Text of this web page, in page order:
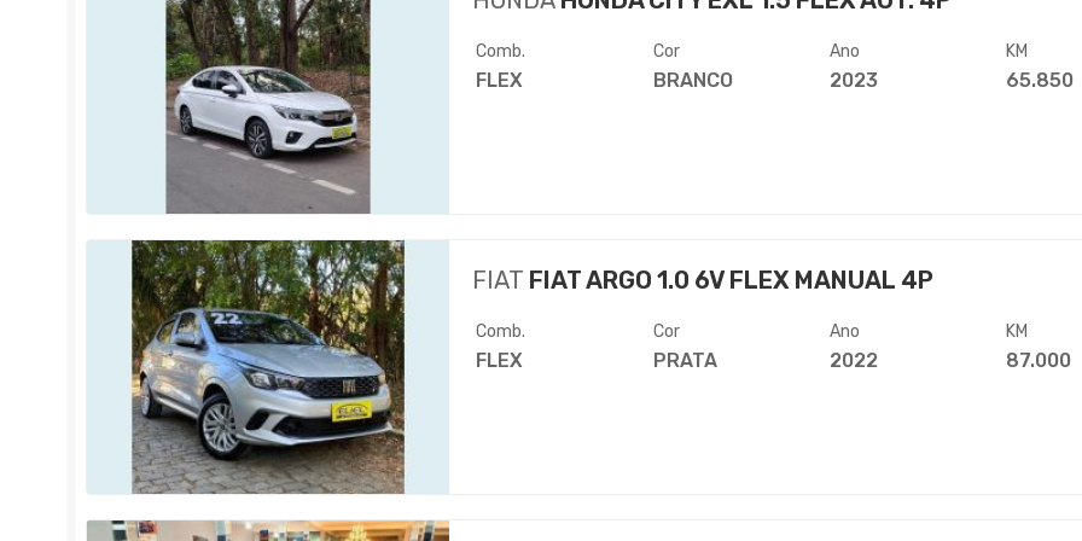
Comb.
FLEX
Cor
BRANCO
Ano
2023
KM
65.850
FIAT FIAT ARGO 1.0 6V FLEX MANUAL 4P
Comb.
FLEX
Cor
PRATA
Ano
2022
KM
87.000